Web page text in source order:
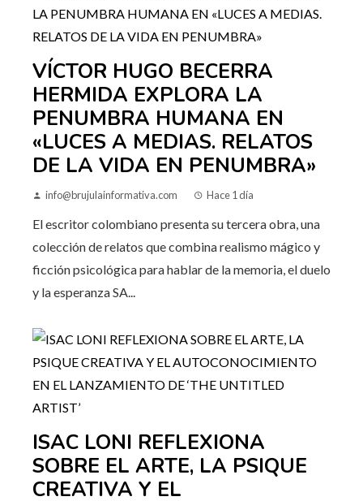
VÍCTOR HUGO BECERRA
HERMIDA EXPLORA LA
PENUMBRA HUMANA EN
«LUCES A MEDIAS. RELATOS
DE LA VIDA EN PENUMBRA»
info@brujulainformativa.com Hace 1 día
El escritor colombiano presenta su tercera obra, una
colección de relatos que combina realismo mágico y
ficción psicológica para hablar de la memoria, el duelo
y la esperanza SA...
ISAC LONI REFLEXIONA
SOBRE EL ARTE, LA PSIQUE
CREATIVA Y EL